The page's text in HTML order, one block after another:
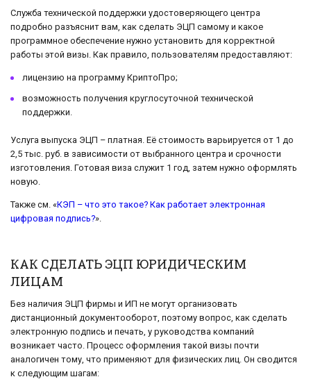
Служба технической поддержки удостоверяющего центра
подробно разъяснит вам, как сделать ЭЦП самому и какое
программное обеспечение нужно установить для корректной
работы этой визы. Как правило, пользователям предоставляют:
лицензию на программу КриптоПро;
возможность получения круглосуточной технической
поддержки.
Услуга выпуска ЭЦП – платная. Её стоимость варьируется от 1 до
2,5 тыс. руб. в зависимости от выбранного центра и срочности
изготовления. Готовая виза служит 1 год, затем нужно оформлять
новую.
Также см. «КЭП – что это такое? Как работает электронная
цифровая подпись?».
КАК СДЕЛАТЬ ЭЦП ЮРИДИЧЕСКИМ
ЛИЦАМ
Без наличия ЭЦП фирмы и ИП не могут организовать
дистанционный документооборот, поэтому вопрос, как сделать
электронную подпись и печать, у руководства компаний
возникает часто. Процесс оформления такой визы почти
аналогичен тому, что применяют для физических лиц. Он сводится
к следующим шагам: